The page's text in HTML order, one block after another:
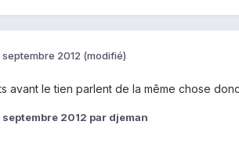
septembre 2012 (modifié)
avant le tien parlent de la même chose
septembre 2012 par djeman